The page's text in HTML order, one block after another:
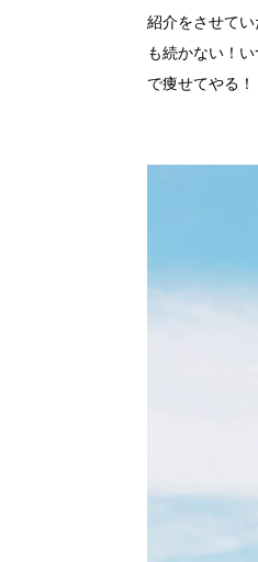
紹介をさせて
も続かない！
で痩せてやる